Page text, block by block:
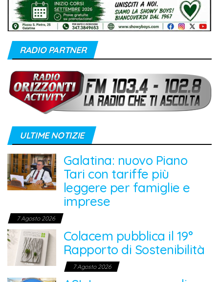
RADIO PARTNER
ULTIME NOTIZIE
Galatina: nuovo Piano
Tari con tariffe più
leggere per famiglie e
imprese
7 Agosto 2026
Colacem pubblica il 19°
Rapporto di Sostenibilità
7 Agosto 2026